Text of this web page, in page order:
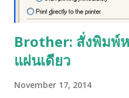
Brother: สั่งพิมพ์
แผ่นเดียว
November 17, 2014